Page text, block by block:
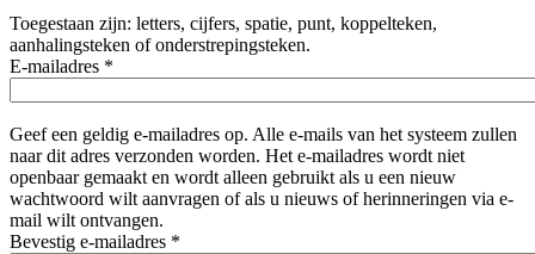
Toegestaan zijn: letters, cijfers, spatie, punt, koppelteken,
aanhalingsteken of onderstrepingsteken.
E-mailadres *
Geef een geldig e-mailadres op. Alle e-mails van het systeem zullen
naar dit adres verzonden worden. Het e-mailadres wordt niet
openbaar gemaakt en wordt alleen gebruikt als u een nieuw
wachtwoord wilt aanvragen of als u nieuws of herinneringen via e-
mail wilt ontvangen.
Bevestig e-mailadres *